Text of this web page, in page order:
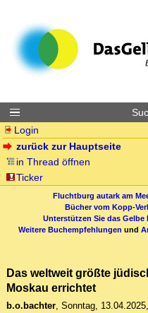
Login
zurück zur Hauptseite
in Thread öffnen
Ticker
Fluchtburg autark am
Bücher vom Kopp-
Unterstützen Sie das Gelbe
Weitere Buchempfehlungen und
Das weltweit größte
Moskau errichtet
b.o.bachter, Sonntag,